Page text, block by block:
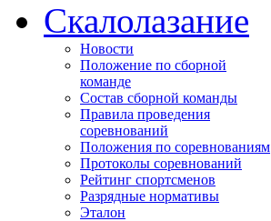
Скалолазание
Новости
Положение по сборной
команде
Состав сборной команды
Правила проведения
соревнований
Положения по соревнованиям
Протоколы соревнований
Рейтинг спортсменов
Разрядные нормативы
Эталон